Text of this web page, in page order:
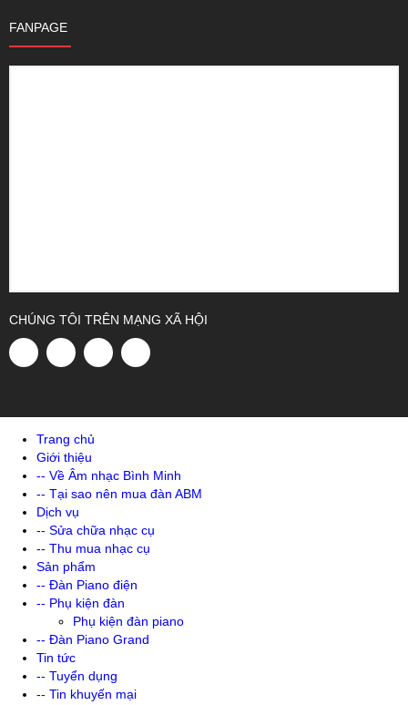
FANPAGE
CHÚNG TÔI TRÊN MẠNG XÃ HỘI
Trang chủ
Giới thiệu
-- Về Âm nhạc Bình Minh
-- Tại sao nên mua đàn ABM
Dịch vụ
-- Sửa chữa nhạc cụ
-- Thu mua nhạc cụ
Sản phẩm
-- Đàn Piano điện
-- Phụ kiện đàn
Phụ kiện đàn piano
-- Đàn Piano Grand
Tin tức
-- Tuyển dụng
-- Tin khuyến mại